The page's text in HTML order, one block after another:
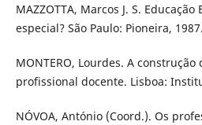
MAZZOTTA, Marcos J. S.
especial? São Paulo: Pioneira, 1987.
MONTERO, Lourdes. A
profissional docente. Lisboa:
NÓVOA, António (Coord.). Os